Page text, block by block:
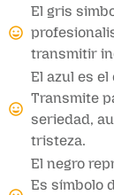
El gris
transmitir
El azul es
Transmite
seriedad,
tristeza.
El negro
Es símbolo